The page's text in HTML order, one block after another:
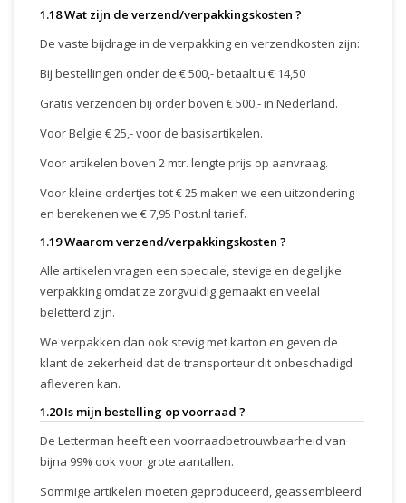
1.18 Wat zijn de verzend/verpakkingskosten ?
De vaste bijdrage in de verpakking en verzendkosten zijn:
Bij bestellingen onder de € 500,- betaalt u € 14,50
Gratis verzenden bij order boven € 500,- in Nederland.
Voor Belgie € 25,- voor de basisartikelen.
Voor artikelen boven 2 mtr. lengte prijs op aanvraag.
Voor kleine ordertjes tot € 25 maken we een uitzondering
en berekenen we € 7,95 Post.nl tarief.
1.19 Waarom verzend/verpakkingskosten ?
Alle artikelen vragen een speciale, stevige en degelijke
verpakking omdat ze zorgvuldig gemaakt en veelal
beletterd zijn.
We verpakken dan ook stevig met karton en geven de
klant de zekerheid dat de transporteur dit onbeschadigd
afleveren kan.
1.20 Is mijn bestelling op voorraad ?
De Letterman heeft een voorraadbetrouwbaarheid van
bijna 99% ook voor grote aantallen.
Sommige artikelen moeten geproduceerd, geassembleerd